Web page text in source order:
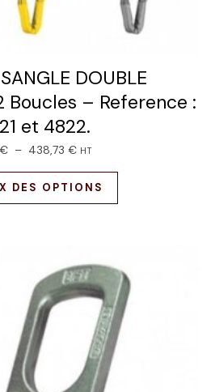
DOUBLE
Boucles – Reference :
et 4822.
€ – 438,73 € HT
DES OPTIONS